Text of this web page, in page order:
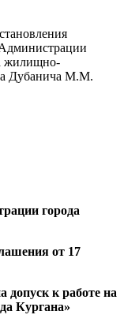
Администрации
жилищно-
Дубанича М.М.
города
от 17
допуск к работе на
Кургана»